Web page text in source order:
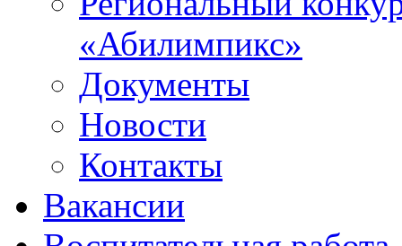
«Абилимпикс»
Документы
Новости
Контакты
Вакансии